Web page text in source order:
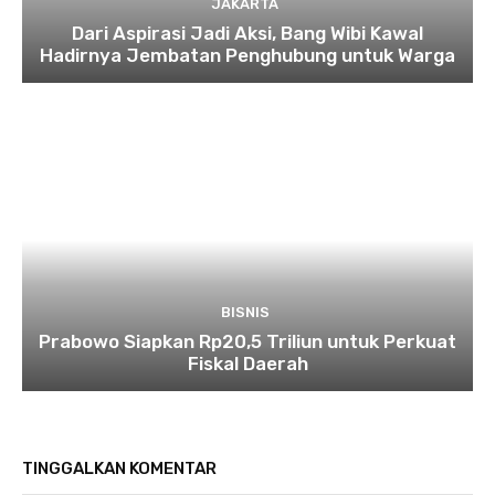
JAKARTA
Dari Aspirasi Jadi Aksi, Bang Wibi Kawal
Hadirnya Jembatan Penghubung untuk Warga
BISNIS
Prabowo Siapkan Rp20,5 Triliun untuk Perkuat
Fiskal Daerah
TINGGALKAN KOMENTAR